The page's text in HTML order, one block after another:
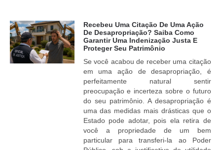
Recebeu Uma Citação De Uma Ação
De Desapropriação? Saiba Como
Garantir Uma Indenização Justa E
Proteger Seu Patrimônio
Se você acabou de receber uma citação
em uma ação de desapropriação, é
perfeitamente natural sentir
preocupação e incerteza sobre o futuro
do seu patrimônio. A desapropriação é
uma das medidas mais drásticas que o
Estado pode adotar, pois ela retira de
você a propriedade de um bem
particular para transferi-la ao Poder